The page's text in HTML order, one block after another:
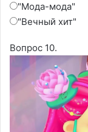
"Мода-мода"
"Вечный хит"
Вопрос 10.